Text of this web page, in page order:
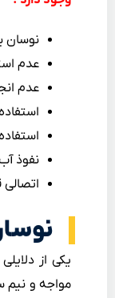
نوسان
عدم
عدم
نفوذ
یکی از
مواجه و نیم